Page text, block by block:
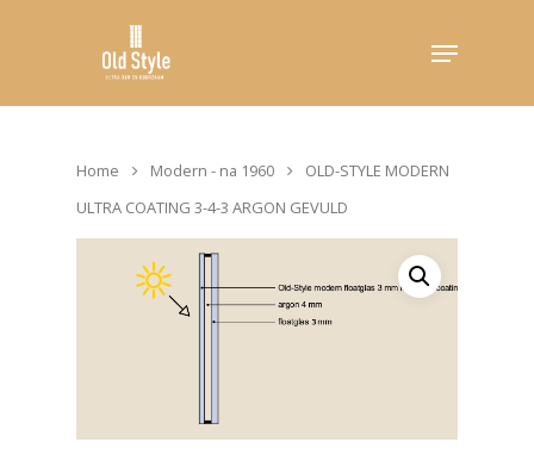
Home Modern - na 1960
OLD-STYLE MODERN
ULTRA COATING 3-4-3 ARGON GEVULD